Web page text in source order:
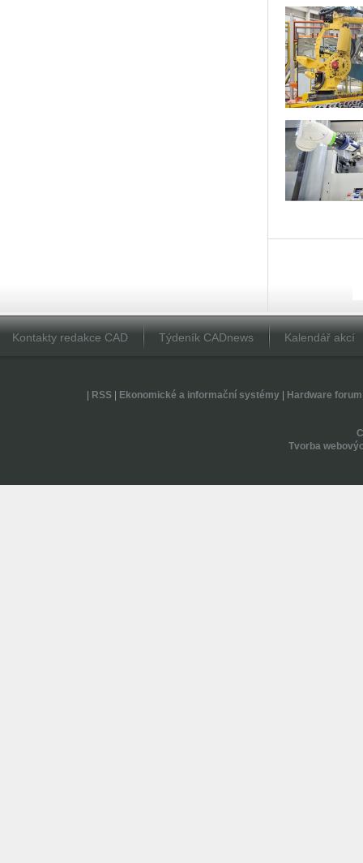
Kontakty redakce CAD Týdeník CADnews Kalendář akcí
RSS| Ekonomické a informační systémy| Hardware forum
Tvorba